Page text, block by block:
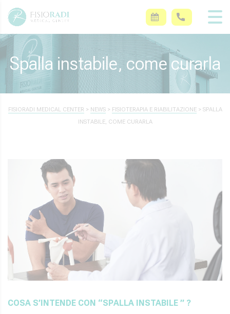
Spalla instabile, come curarla
FISIORADI MEDICAL CENTER > NEWS> FISIOTERAPIA E RIABILITAZIONE> SPALLA
INSTABILE, COME CURARLA
COSA S’INTENDE CON “SPALLA INSTABILE ” ?